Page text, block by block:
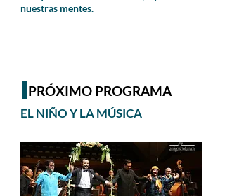
nuestras mentes.
PRÓXIMO PROGRAMA
EL NIÑO Y LA MÚSICA